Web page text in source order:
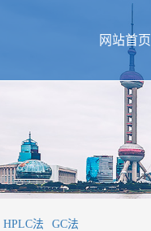
网站首页
HPLC法 GC法